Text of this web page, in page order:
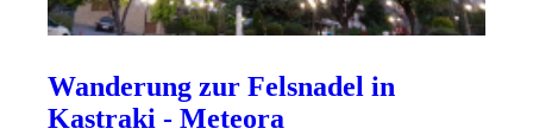
Wanderung zur Felsnadel in
Kastraki - Meteora